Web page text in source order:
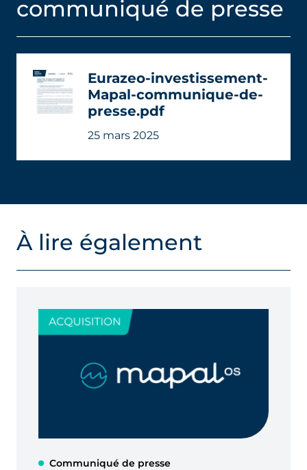
communiqué de presse
Eurazeo-investissement-
Mapal-communique-de-
presse.pdf
25 mars 2025
À lire également
Communiqué de presse